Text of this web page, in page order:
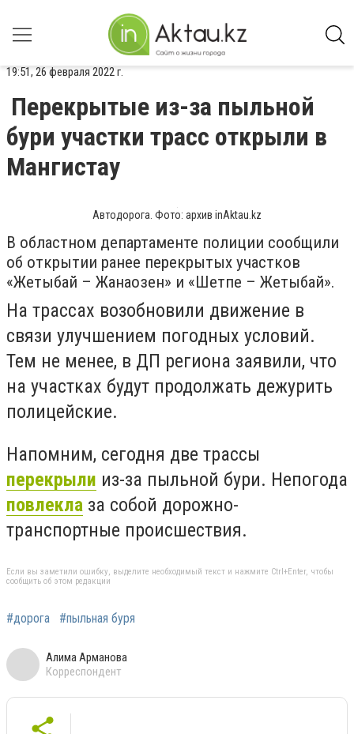
19:51, 26 февраля 2022 г.
Перекрытые из-за пыльной
бури участки трасс открыли в
Мангистау
Автодорога. Фото: архив inAktau.kz
В областном департаменте полиции сообщили
об открытии ранее перекрытых участков
«Жетыбай – Жанаозен» и «Шетпе – Жетыбай».
На трассах возобновили движение в
связи улучшением погодных условий.
Тем не менее, в ДП региона заявили, что
на участках будут продолжать дежурить
полицейские.
Напомним, сегодня две трассы
перекрыли из-за пыльной бури. Непогода
повлекла за собой дорожно-
транспортные происшествия.
Если вы заметили ошибку, выделите необходимый текст и нажмите Ctrl+Enter, чтобы
сообщить об этом редакции
#дорога #пыльная буря
Алима Арманова
Корреспондент